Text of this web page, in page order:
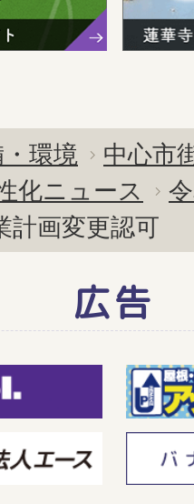
環境
中心市
化ニュース
計画変更認可
広告